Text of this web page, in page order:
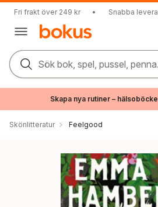
Fri frakt över 249 kr • Snabba
Sök bok, spel, pussel,
Skapa nya rutiner –
Skönlitteratur Feelgood